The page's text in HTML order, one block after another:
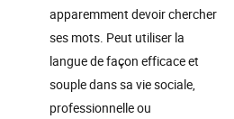
apparemment devoir chercher
ses mots. Peut utiliser la
langue de façon efficace et
souple dans sa vie sociale,
professionnelle ou